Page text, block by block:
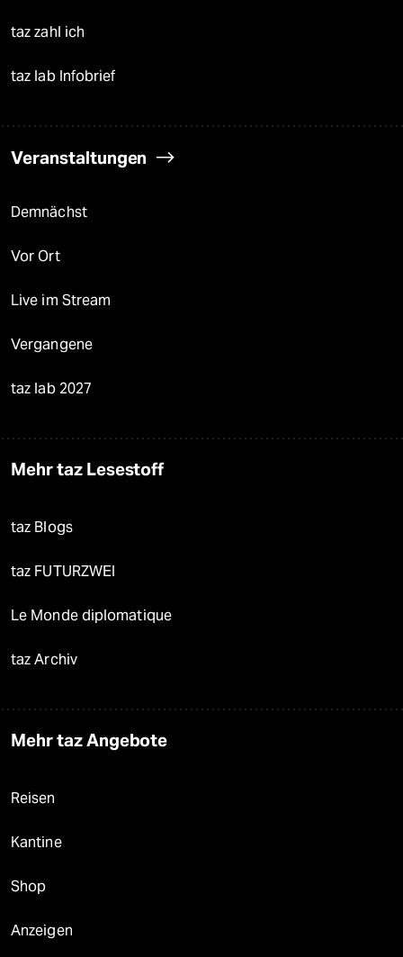
taz zahl ich
taz lab Infobrief
Veranstaltungen
Demnächst
Vor Ort
Live im Stream
Vergangene
taz lab 2027
Mehr taz Lesestoff
taz Blogs
taz FUTURZWEI
Le Monde diplomatique
taz Archiv
Mehr taz Angebote
Reisen
Kantine
Shop
Anzeigen